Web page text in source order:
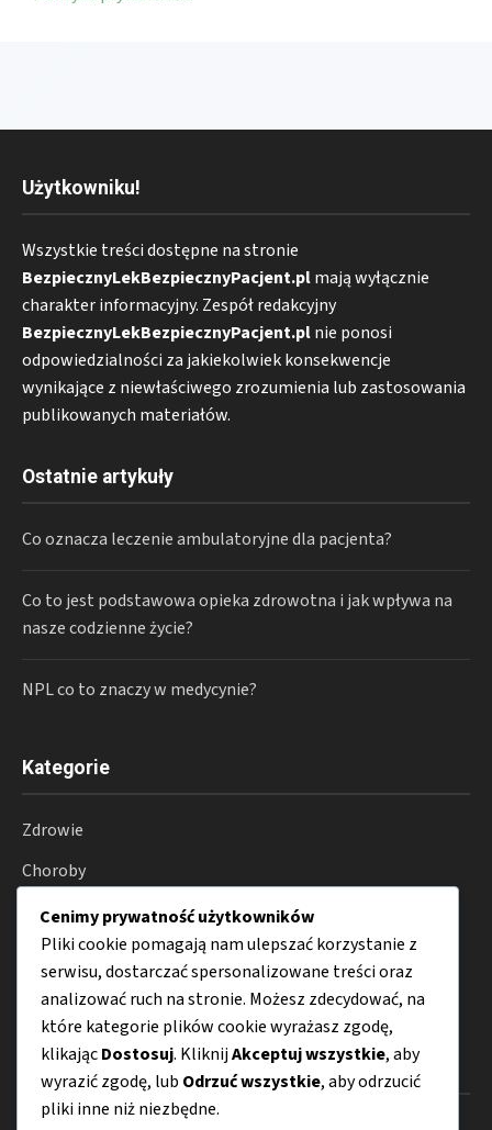
Użytkowniku!
Wszystkie treści dostępne na stronie
BezpiecznyLekBezpiecznyPacjent.plmają wyłącznie
charakter informacyjny. Zespół redakcyjny
BezpiecznyLekBezpiecznyPacjent.plnie ponosi
odpowiedzialności za jakiekolwiek konsekwencje
wynikające z niewłaściwego zrozumienia lub zastosowania
publikowanych materiałów.
Ostatnie artykuły
Co oznacza leczenie ambulatoryjne dla pacjenta?
Co to jest podstawowa opieka zdrowotna i jak wpływa na
nasze codzienne życie?
NPL co to znaczy w medycynie?
Kategorie
Zdrowie
Choroby
Suplementy
Farmakoterapia
Porady
Cenimy prywatność użytkowników
Pliki cookie pomagają nam ulepszać korzystanie z
serwisu, dostarczać spersonalizowane treści oraz
analizować ruch na stronie. Możesz zdecydować, na
które kategorie plików cookie wyrażasz zgodę,
klikającDostosuj. KliknijAkceptuj wszystkie, aby
wyrazić zgodę, lub Odrzuć wszystkie, aby odrzucić
pliki inne niż niezbędne.